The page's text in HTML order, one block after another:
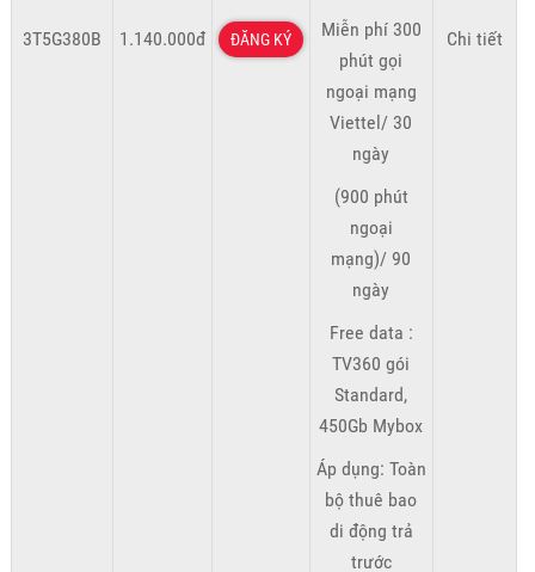
3T5G380B 1.140.000đ ĐĂNG KÝ
Miễn phí 300
phút gọi
ngoại mạng
Viettel/ 30
ngày
(900 phút
ngoại
mạng)/ 90
ngày
Free data :
TV360 gói
Standard,
450Gb Mybox
Áp dụng: Toàn
bộ thuê bao
di động trả
trước
Chi tiết